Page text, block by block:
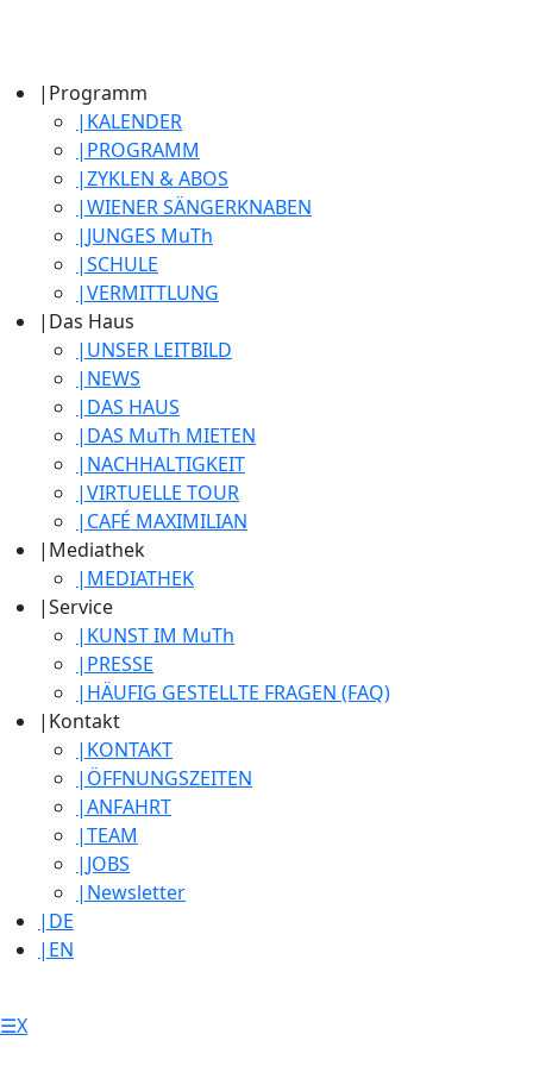
| Programm
| KALENDER
| PROGRAMM
|ZYKLEN & ABOS
|WIENER SÄNGERKNABEN
| JUNGES MuTh
|SCHULE
|VERMITTLUNG
| Das Haus
| UNSER LEITBILD
| NEWS
| DAS HAUS
| DAS MuTh MIETEN
| NACHHALTIGKEIT
|VIRTUELLE TOUR
| CAFÉ MAXIMILIAN
| Mediathek
| MEDIATHEK
|Service
| KUNST IM MuTh
| PRESSE
| HÄUFIG GESTELLTE FRAGEN (FAQ)
| Kontakt
| KONTAKT
| ÖFFNUNGSZEITEN
|ANFAHRT
|TEAM
| JOBS
| Newsletter
| DE
| EN
☰X